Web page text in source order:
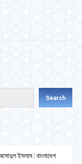
Search
ইসলাম | বাংলাদেশ